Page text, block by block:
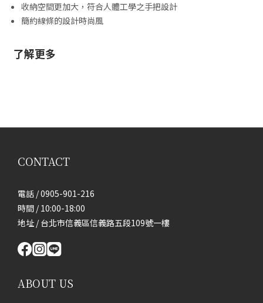
收納空間更加大，符合人體工學之手把設計
簡約線條的設計時尚風
了解更多
CONTACT
電話 / 0905-901-216
時間 / 10:00-18:00
地址 / 台北市信義區信義路五段109號一樓
ABOUT US